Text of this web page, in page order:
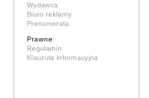
Wydawca
Biuro reklamy
Prenumerata
Prawne:
Regulamin
Klauzula informacyjna